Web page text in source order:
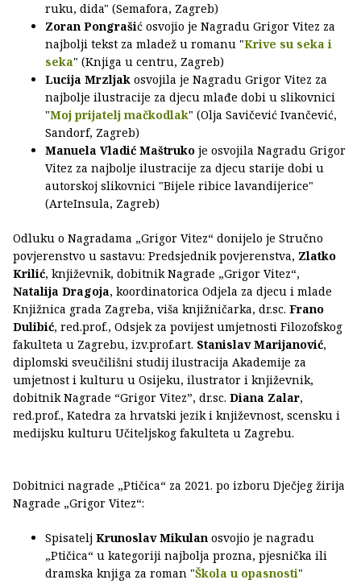
ruku, dida" (Semafora, Zagreb)
Zoran Pongrašić osvojio je Nagradu Grigor Vitez za
najbolji tekst za mladež u romanu "Krive su seka i
seka" (Knjiga u centru, Zagreb)
Lucija Mrzljak osvojila je Nagradu Grigor Vitez za
najbolje ilustracije za djecu mlađe dobi u slikovnici
"Moj prijatelj mačkodlak" (Olja Savičević Ivančević,
Sandorf, Zagreb)
Manuela Vladić Maštruko je osvojila Nagradu Grigor
Vitez za najbolje ilustracije za djecu starije dobi u
autorskoj slikovnici "Bijele ribice lavandijerice"
(ArteInsula, Zagreb)
Odluku o Nagradama „Grigor Vitez“ donijelo je Stručno
povjerenstvo u sastavu: Predsjednik povjerenstva, Zlatko
Krilić, književnik, dobitnik Nagrade „Grigor Vitez“,
Natalija Dragoja, koordinatorica Odjela za djecu i mlade
Knjižnica grada Zagreba, viša knjižničarka, dr.sc. Frano
Dulibić, red.prof., Odsjek za povijest umjetnosti Filozofskog
fakulteta u Zagrebu, izv.prof.art. Stanislav Marijanović,
diplomski sveučilišni studij ilustracija Akademije za
umjetnost i kulturu u Osijeku, ilustrator i književnik,
dobitnik Nagrade “Grigor Vitez”, dr.sc. Diana Zalar,
red.prof., Katedra za hrvatski jezik i književnost, scensku i
medijsku kulturu Učiteljskog fakulteta u Zagrebu.
Dobitnici nagrade „Ptičica“ za 2021. po izboru Dječjeg žirija
Nagrade „Grigor Vitez“:
Spisatelj Krunoslav Mikulan osvojio je nagradu
„Ptičica“ u kategoriji najbolja prozna, pjesnička ili
dramska knjiga za roman "Škola u opasnosti"